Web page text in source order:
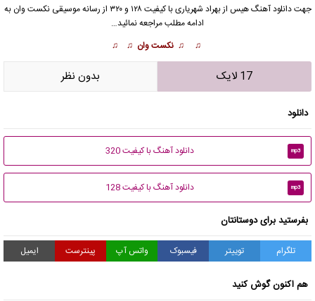
جهت دانلود آهنگ هیس ازبهراد شهریاری
با کیفیت ۱۲۸ و ۳۲۰ از رسانه موسیقی نکست وان به
ادامه مطلب مراجعه نمائید…
♫ ♫ نکست وان ♫ ♫
17 لایک بدون نظر
دانلود
mp3 دانلود آهنگ با کیفیت 320
mp3 دانلود آهنگ با کیفیت 128
بفرستید برای دوستانتان
تلگرام توییتر فیسبوک واتس آپ پینترست ایمیل
هم اکنون گوش کنید